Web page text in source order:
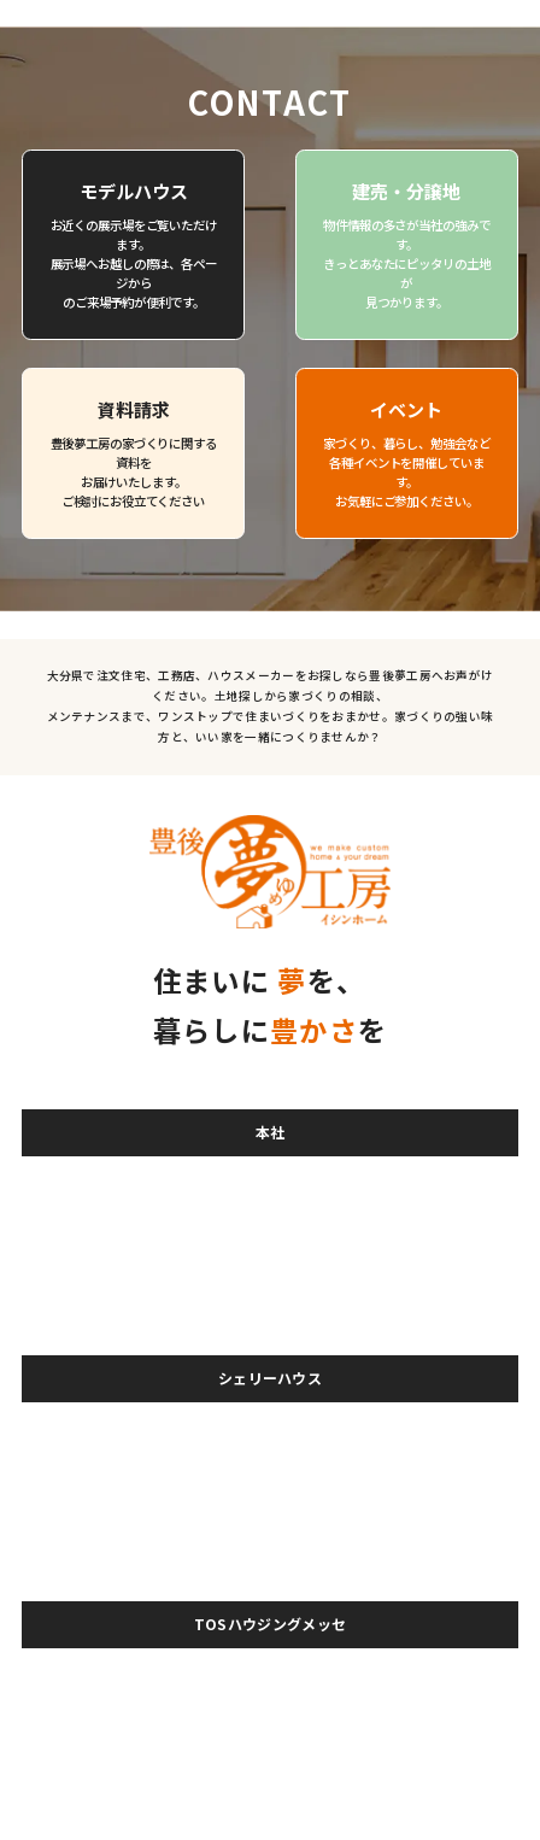
CONTACT
モデルハウス
お近くの展示場をご覧いただけ
ます。
展示場へお越しの際は、各ペー
ジから
のご来場予約が便利です。
建売・分譲地
物件情報の多さが当社の強みで
す。
きっとあなたにピッタリの土地
が
見つかります。
資料請求
豊後夢工房の家づくりに関する
資料を
お届けいたします。
ご検討にお役立てください
イベント
家づくり、暮らし、勉強会など
各種イベントを開催していま
す。
お気軽にご参加ください。
大分県で注文住宅、工務店、ハウスメーカーをお探しなら豊後夢工房へお声がけ
ください。土地探しから家づくりの相談、
メンテナンスまで、ワンストップで住まいづくりをおまかせ。家づくりの強い味
方と、いい家を一緒につくりませんか？
住まいに 夢を、
暮らしに豊かさを
本社
シェリーハウス
TOSハウジングメッセ